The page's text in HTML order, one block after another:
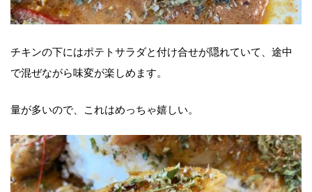
チキンの下にはポテトサラダと付け合せが隠れていて、途中
で混ぜながら味変が楽しめます。
量が多いので、これはめっちゃ嬉しい。